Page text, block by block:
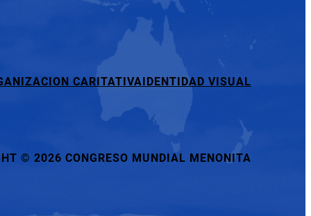
CARITATIVA IDENTIDAD VISUAL
© 2026 CONGRESO MUNDIAL MENONITA